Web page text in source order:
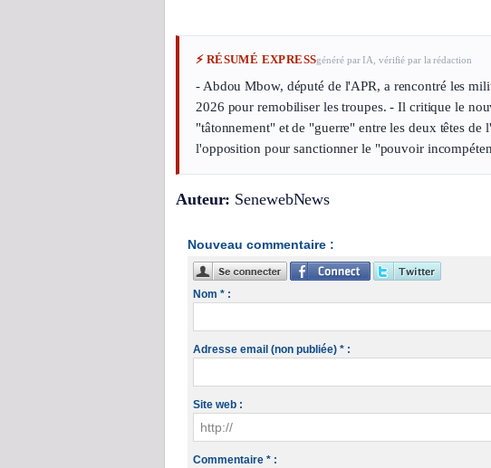
⚡ RÉSUMÉ EXPRESSgénéré par IA, vérifié par la rédaction
- Abdou Mbow, député de l'APR, a rencontré les
2026 pour remobiliser les troupes. - Il critique le
"tâtonnement" et de "guerre" entre les deux têtes
l'opposition pour sanctionner le "pouvoir
Auteur: SenewebNews
Nouveau commentaire :
Nom * :
Adresse email (non publiée) * :
Site web :
Commentaire * :